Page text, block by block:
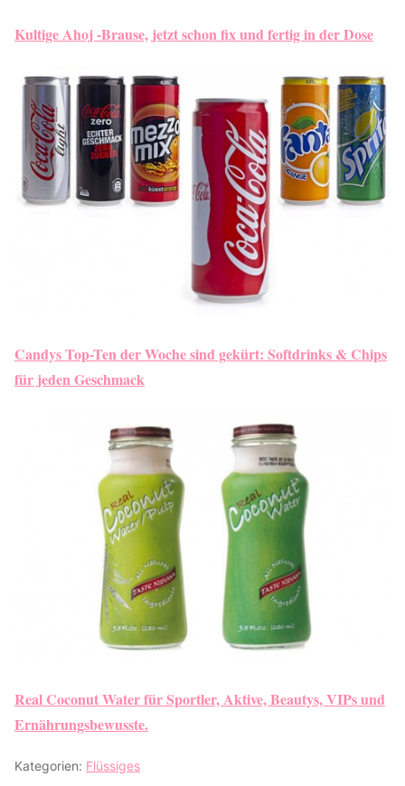
Kultige Ahoj -Brause, jetzt schon fix und fertig in der Dose
Candys Top-Ten der Woche sind gekürt: Softdrinks & Chips
für jeden Geschmack
Real Coconut Water für Sportler, Aktive, Beautys, VIPs und
Ernährungsbewusste.
Kategorien: Flüssiges